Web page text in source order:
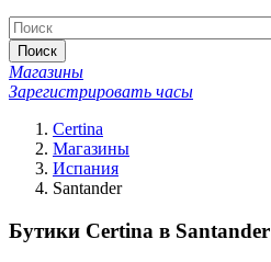
Поиск
Магазины
Зарегистрировать часы
Certina
Магазины
Испания
Santander
Бутики Certina в Santander